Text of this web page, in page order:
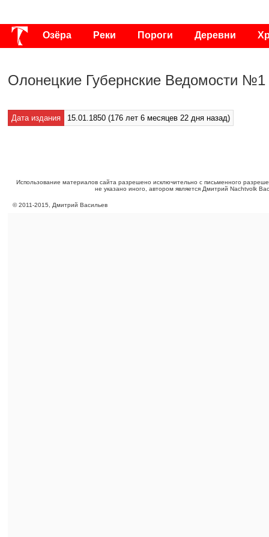
Озёра Реки Пороги Деревни
Олонецкие Губернские Ведомости №1
Дата издания 15.01.1850 (176 лет 6 месяцев 22 дня назад)
Использование материалов сайта разрешено исключительно с письменного
не указано иного, автором является Дмитрий Nachtvolk
©2011-2015 , Дмитрий Васильев